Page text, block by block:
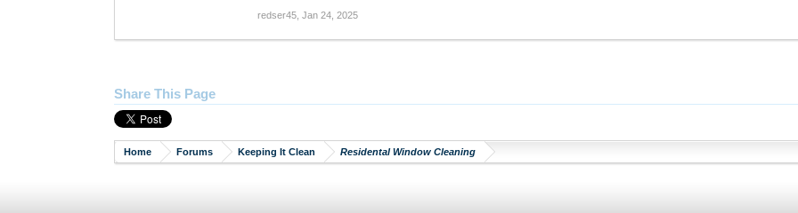
redser45, Jan 24, 2025
Share This Page
Home Forums Keeping It Clean Residental Window Cleaning